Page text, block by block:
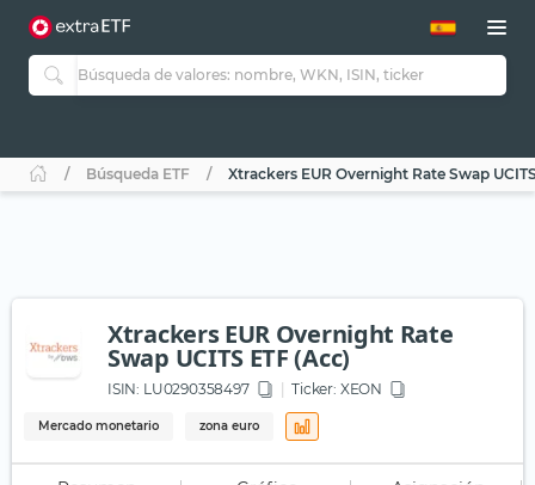
Búsqueda ETF Xtrackers EUR Overnight Rate Swap
Xtrackers EUR Overnight Rate
Swap UCITS ETF (Acc)
ISIN: LU0290358497 Ticker: XEON
Mercado monetario zona euro